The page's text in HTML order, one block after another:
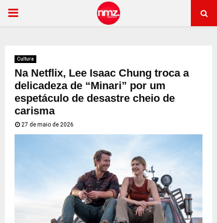
PRIMARY
Cultura
Na Netflix, Lee Isaac Chung troca a
delicadeza de “Minari” por um
espetáculo de desastre cheio de
carisma
27 de maio de 2026